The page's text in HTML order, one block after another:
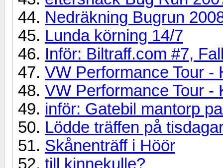
Nedräkning Bugrun
Lunda körning 14/7
Inför: Biltraff.com #7,
VW Performance Tour -
VW Performance Tour -
inför: Gatebil mantorp
Lödde träffen på
Skånenträff i Höör
till kinnekulle?